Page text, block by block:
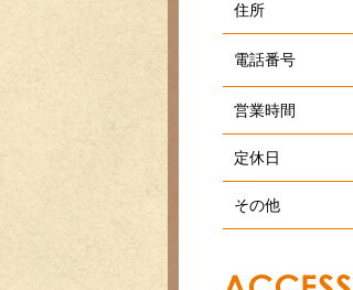
住所
電話番号
営業時間
定休日
その他